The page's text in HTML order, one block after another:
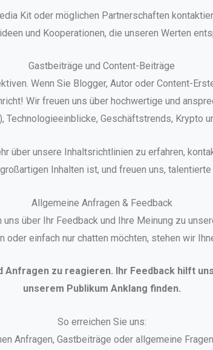
Kit oder möglichen Partnerschaften
und Kooperationen, die unseren Werten
Gastbeiträge und Content-Beiträge
Wenn Sie Blogger, Autor oder Content-
Wir freuen uns über hochwertige und
Technologieeinblicke, Geschäftstrends, Krypto
über unsere Inhaltsrichtlinien zu erfahren,
Inhalten ist, und freuen uns,
Allgemeine Anfragen & Feedback
über Ihr Feedback und Ihre Meinung zu
einfach nur chatten möchten, stehen wir
zu reagieren. Ihr Feedback hilft
unserem Publikum Anklang finden.
So erreichen Sie uns:
Anfragen, Gastbeiträge oder allgemeine